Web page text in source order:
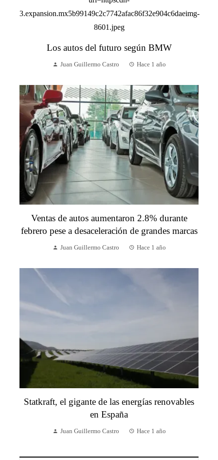
Los autos del futuro según BMW
Juan Guillermo Castro Hace 1 año
Ventas de autos aumentaron 2.8% durante
febrero pese a desaceleración de grandes marcas
Juan Guillermo Castro Hace 1 año
Statkraft, el gigante de las energías renovables
en España
Juan Guillermo Castro Hace 1 año